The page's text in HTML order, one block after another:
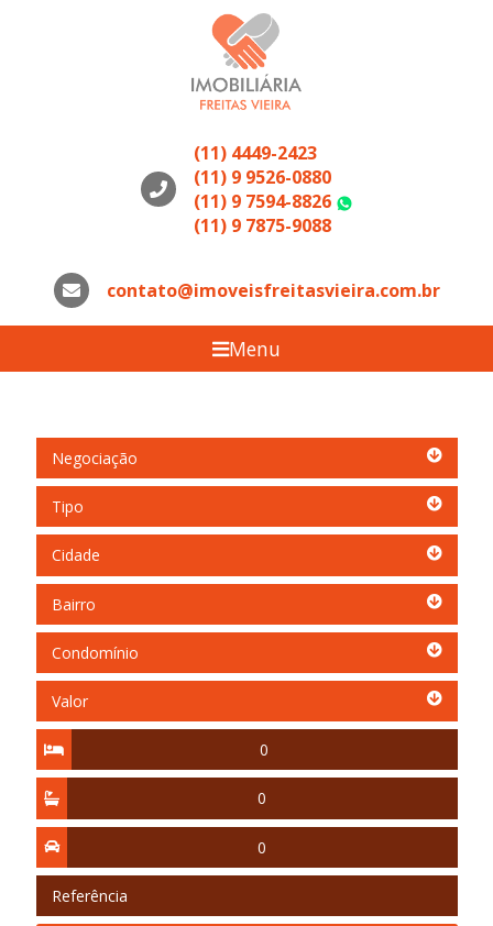
(11) 4449-2423
(11) 9 9526-0880
(11) 9 7594-8826
(11) 9 7875-9088
contato@imoveisfreitasvieira.com.br
Menu
Negociação
Tipo
Cidade
Cidade
Bairro
Condomínio
Valor
Valor
Quartos
Suítes
Vagas